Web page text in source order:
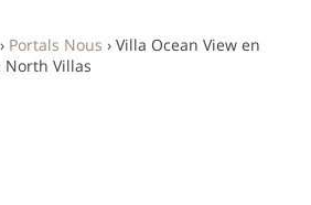
› Portals Nous › Villa Ocean View en
North Villas